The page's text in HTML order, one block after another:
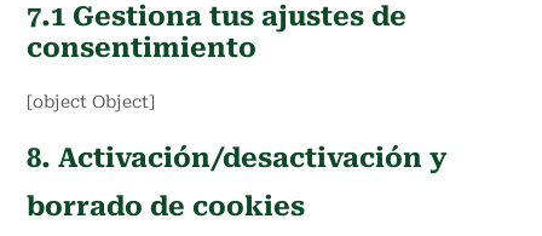
7.1 Gestiona tus ajustes de
consentimiento
[object Object]
8. Activación/desactivación y
borrado de cookies